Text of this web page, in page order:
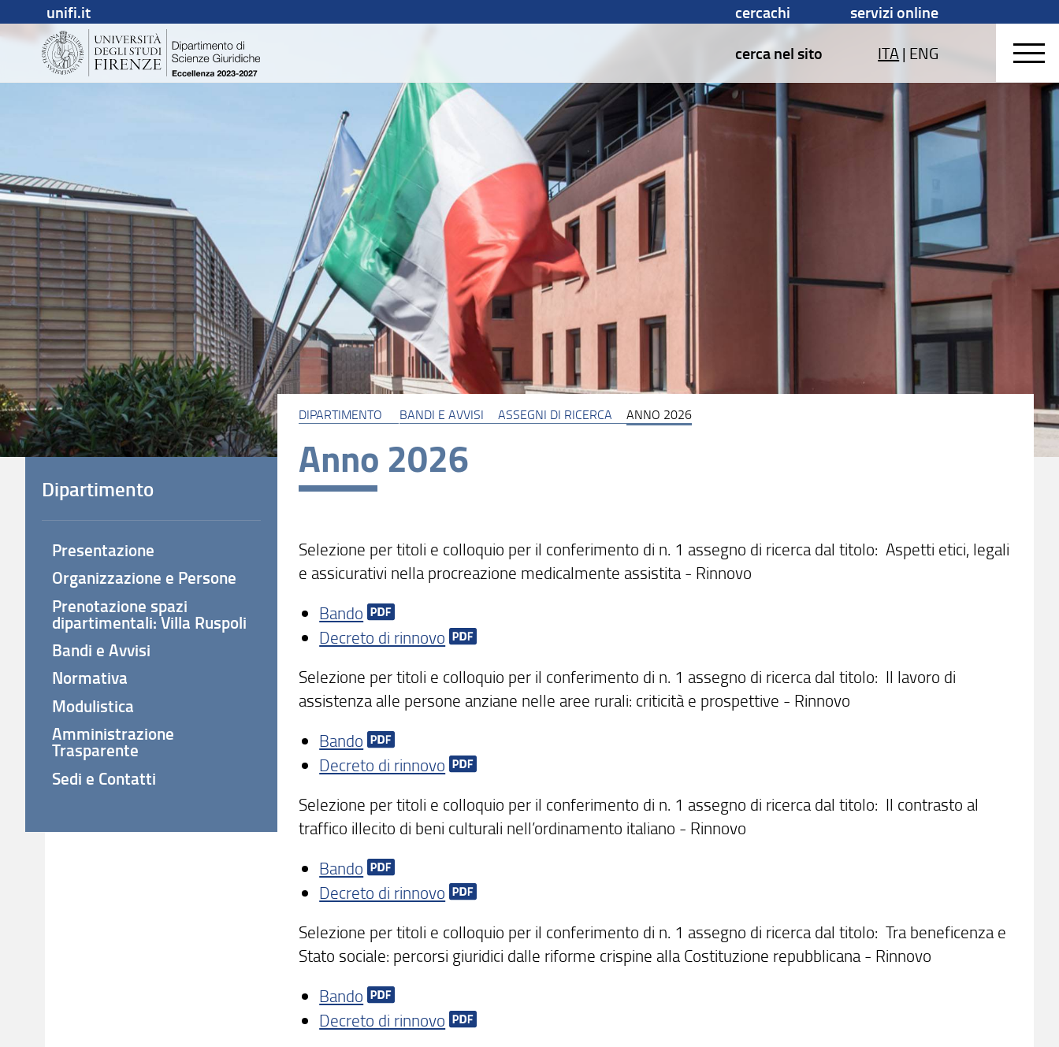
unifi.it cercachi
servizi online
cerca nel sito
ITA| ENG
DIPARTIMENTO BANDI E AVVISI ASSEGNI DI RICERCA ANNO 2026
Anno 2026
Selezione per titoli e colloquio per il conferimento di n. 1 assegno di ricerca dal titolo: Aspetti etici, legali
e assicurativi nella procreazione medicalmente assistita - Rinnovo
Bando
Decreto di rinnovo
Selezione per titoli e colloquio per il conferimento di n. 1 assegno di ricerca dal titolo: Il lavoro di
assistenza alle persone anziane nelle aree rurali: criticità e prospettive - Rinnovo
Bando
Decreto di rinnovo
Selezione per titoli e colloquio per il conferimento di n. 1 assegno di ricerca dal titolo: Il contrasto al
traffico illecito di beni culturali nell’ordinamento italiano - Rinnovo
Bando
Decreto di rinnovo
Selezione per titoli e colloquio per il conferimento di n. 1 assegno di ricerca dal titolo: Tra beneficenza e
Stato sociale: percorsi giuridici dalle riforme crispine alla Costituzione repubblicana - Rinnovo
Bando
Decreto di rinnovo
Dipartimento
Presentazione
Organizzazione e Persone
Prenotazione spazi
dipartimentali: Villa Ruspoli
Bandi e Avvisi
Normativa
Modulistica
Amministrazione
Trasparente
Sedi e Contatti